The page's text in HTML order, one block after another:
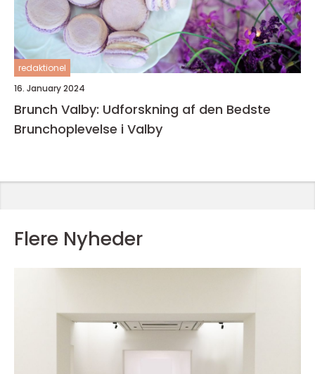
redaktionel
16. January 2024
Brunch Valby: Udforskning af den Bedste
Brunchoplevelse i Valby
Flere Nyheder